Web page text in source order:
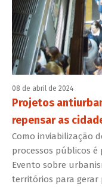
08 de abril de 2024
Projetos
repensar as
Como inviabilização
processos públicos
Evento sobre
territórios para gerar